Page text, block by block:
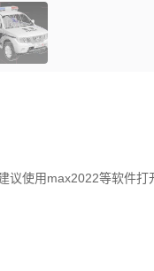
议使用max2022等软件打